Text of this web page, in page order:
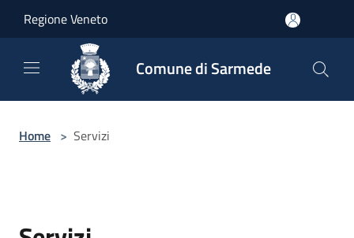
Regione Veneto
Comune di Sarmede
Home > Servizi